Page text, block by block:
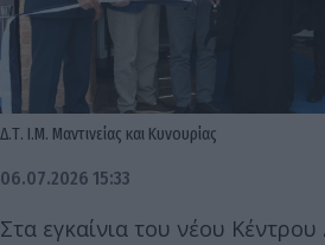
Δ.Τ. Ι.Μ. Μαντινείας και Κυνουρίας
06.07.2026 15:33
Στα εγκαίνια του νέου Κέντρου